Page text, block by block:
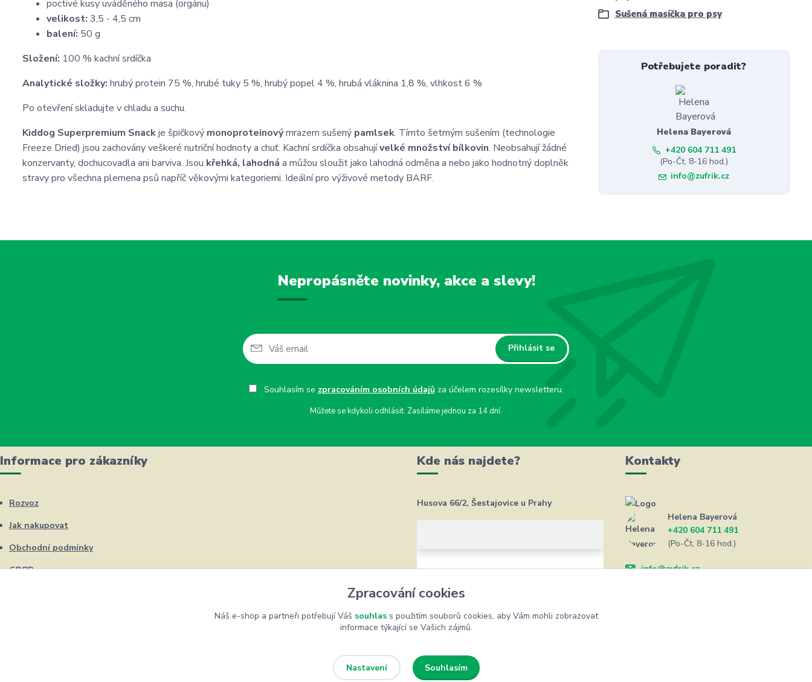
poctivé kusy uváděného masa (orgánu)
velikost: 3,5 - 4,5 cm
balení: 50 g
Složení: 100 % kachní srdíčka
Analytické složky: hrubý protein 75 %, hrubé tuky 5 %, hrubý popel 4 %, hrubá vláknina 1,8 %, vlhkost 6 %
Po otevření skladujte v chladu a suchu.
Kiddog Superpremium Snackje špičkový monoproteinovýmrazem sušený pamlsek. Tímto šetrným sušením (technologie
Freeze Dried) jsou zachovány veškeré nutriční hodnoty a chuť. Kachní srdíčka obsahujívelké množství bílkovin. Neobsahují žádné
konzervanty, dochucovadla ani barviva. Jsou křehká, lahodná a můžou sloužit jako lahodná odměna a nebo jako hodnotný doplněk
stravy pro všechna plemena psů napříč věkovými kategoriemi. Ideální pro výživové metody BARF.
Sušená masíčka pro psy
Potřebujete poradit?
Helena Bayerová
+420 604 711 491
(Po-Čt, 8-16 hod.)
info@zufrik.cz
Nepropásněte novinky, akce a slevy!
Přihlásit se
Souhlasím se zpracováním osobních údajůza účelem rozesílky newsletteru.
Můžete se kdykoli odhlásit. Zasíláme jednou za 14 dní.
Informace pro zákazníky
Rozvoz
Jak nakupovat
Obchodní podmínky
GDPR
Kde nás najdete?
Husova 66/2, Šestajovice u Prahy
Kontakty
Helena Bayerová
+420 604 711 491
(Po-Čt, 8-16 hod.)
info@zufrik.cz
Zpracování cookies
Náš e-shop a partneři potřebují Váš souhlass použitím souborů cookies, aby Vám mohli zobrazovat
informace týkající se Vašich zájmů.
Nastavení Souhlasím